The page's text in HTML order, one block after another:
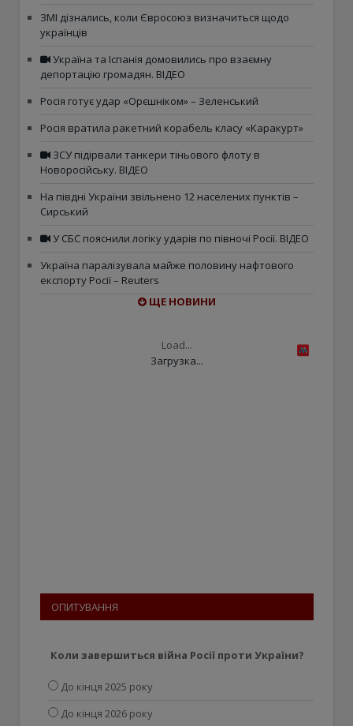
ЗМІ дізнались, коли Євросоюз визначиться щодо
українців
Україна та Іспанія домовились про взаємну
депортацію громадян. ВІДЕО
Росія готує удар «Орєшніком» – Зеленський
Росія вратила ракетний корабель класу «Каракурт»
ЗСУ підірвали танкери тіньового флоту в
Новоросійську. ВІДЕО
На півдні України звільнено 12 населених пунктів –
Сирський
У СБС пояснили логіку ударів по півночі Росії. ВІДЕО
Україна паралізувала майже половину нафтового
експорту Росії – Reuters
ЩЕ НОВИНИ
Load...
Загрузка...
ОПИТУВАННЯ
Коли завершиться війна Росії проти України?
До кінця 2025 року
До кінця 2026 року